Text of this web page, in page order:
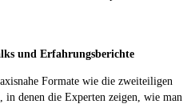
und Erfahrungsberichte
Formate wie die zweiteiligen
in denen die Experten zeigen, wie man